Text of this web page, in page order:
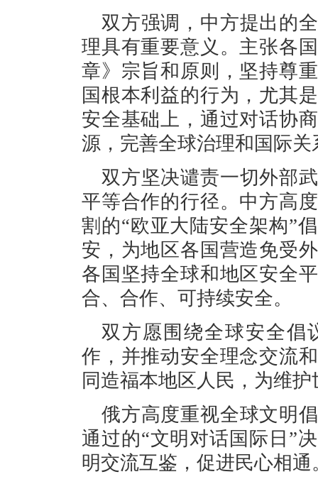
双方强调，中方提出的
理具有重要意义。主张各
章》宗旨和原则，坚持尊
国根本利益的行为，尤其
安全基础上，通过对话协
源，完善全球治理和国际关
双方坚决谴责一切外部
平等合作的行径。中方高
割的“欧亚大陆安全架构”
安，为地区各国营造免受
各国坚持全球和地区安全
合、合作、可持续安全。
双方愿围绕全球安全倡
作，并推动安全理念交流
同造福本地区人民，为维
俄方高度重视全球文明
通过的“文明对话国际日”
明交流互鉴，促进民心相通